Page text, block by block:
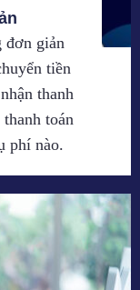
đơn giản
tiền
thanh
toán
phí nào.